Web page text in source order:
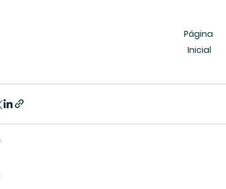
Página
Inicial